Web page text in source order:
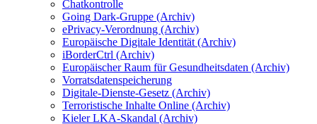
Chatkontrolle
Going Dark-Gruppe (Archiv)
ePrivacy-Verordnung (Archiv)
Europäische Digitale Identität (Archiv)
iBorderCtrl (Archiv)
Europäischer Raum für Gesundheitsdaten (Archiv)
Vorratsdatenspeicherung
Digitale-Dienste-Gesetz (Archiv)
Terroristische Inhalte Online (Archiv)
Kieler LKA-Skandal (Archiv)